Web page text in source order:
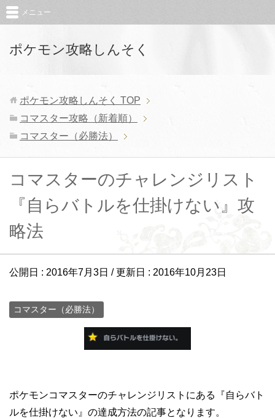
ポケモン攻略しんそく
メニュー
ポケモン攻略しんそく TOP
コマスター攻略（新着順）
コマスター（必勝法）
コマスターのチャレンジリスト
『自らバトルを仕掛けない』攻
略法
公開日 : 2016年7月3日 / 更新日 : 2016年10月23日
コマスター（必勝法）
ポケモンコマスターのチャレンジリストにある『自らバト
ルを仕掛けない』の達成方法の記事となります。